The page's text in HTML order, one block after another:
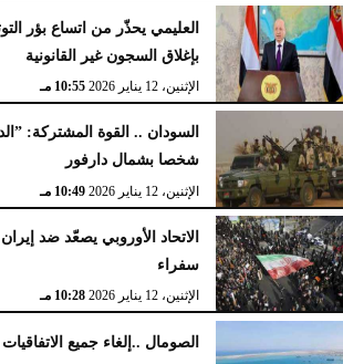
العليمي يحذّر من اتساع بؤر
بإغلاق السجون غير القانونية
الإثنين، 12 يناير 2026 10:55 مـ
شخصا بشمال دارفور
الإثنين، 12 يناير 2026 10:49 مـ
سفراء
الإثنين، 12 يناير 2026 10:28 مـ
الصومال ..إلغاء جميع